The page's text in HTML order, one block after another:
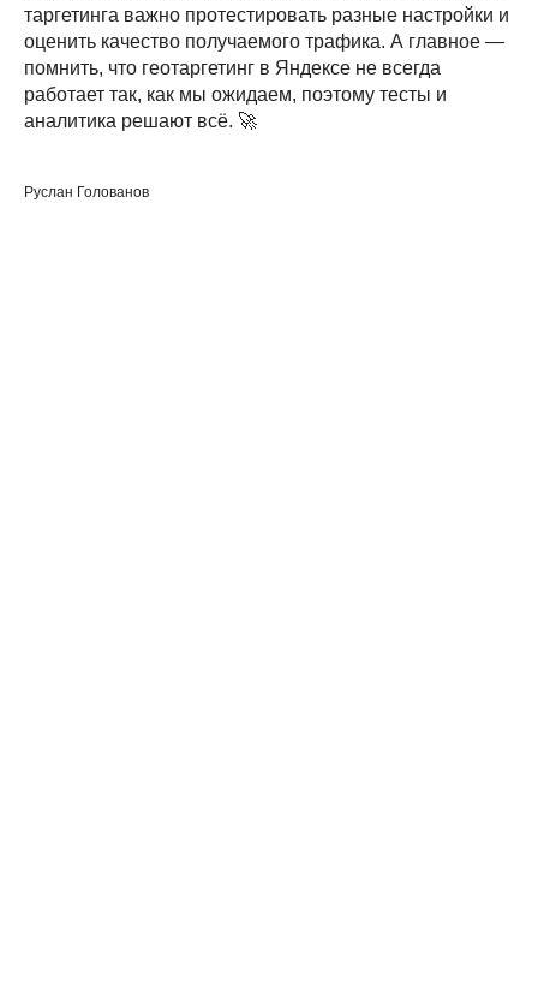
таргетинга важно протестировать разные настройки и
оценить качество получаемого трафика. А главное —
помнить, что геотаргетинг в Яндексе не всегда
работает так, как мы ожидаем, поэтому тесты и
аналитика решают всё. 🚀
Руслан Голованов